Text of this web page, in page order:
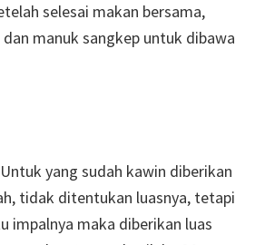
selesai makan bersama,
manuk sangkep untuk dibawa
yang sudah kawin diberikan
tidak ditentukan luasnya, tetapi
impalnya maka diberikan luas